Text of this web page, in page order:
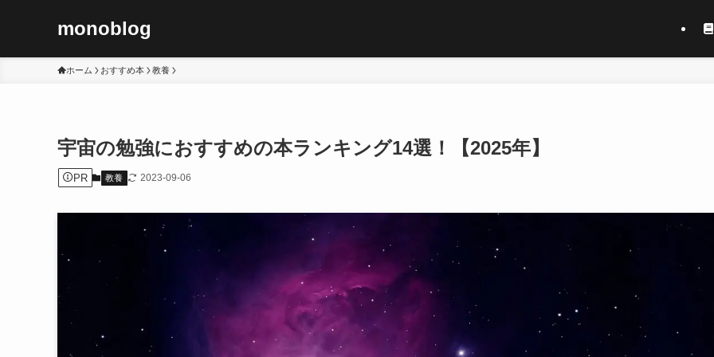
monoblog
ホーム おすすめ本 教養
宇宙の勉強におすすめの本ランキング14選！【2025年】
PR 教養 2023-09-06